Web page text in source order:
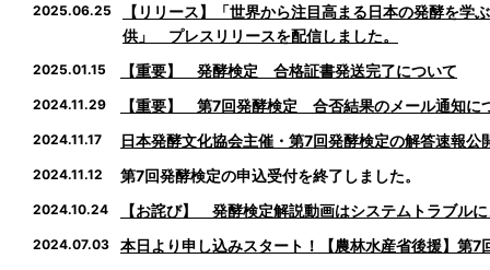
2025.06.25
【リリース】「世界から注目高まる日本の発酵を
供」 プレスリリースを配信しました。
2025.01.15 【重要】 発酵検定 合格証書発送完了について
2024.11.29 【重要】 第7回発酵検定 合否結果のメール通知に
2024.11.17 日本発酵文化協会主催・第7回発酵検定の解答速報公
2024.11.12 第7回発酵検定の申込受付を終了しました。
2024.10.24 【お詫び】 発酵検定解説動画はシステムトラブル
2024.07.03 本日より申し込みスタート！【農林水産省後援】第